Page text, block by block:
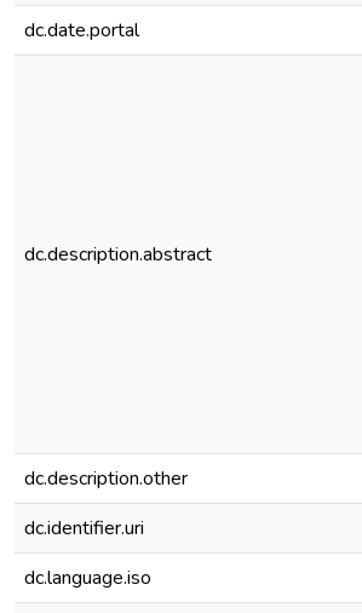
dc.date.portal
dc.description.abstract
dc.description.other
dc.identifier.uri
dc.language.iso